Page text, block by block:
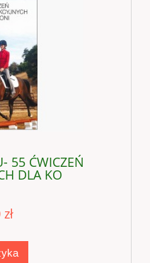
55 ĆWICZEŃ
DLA KO